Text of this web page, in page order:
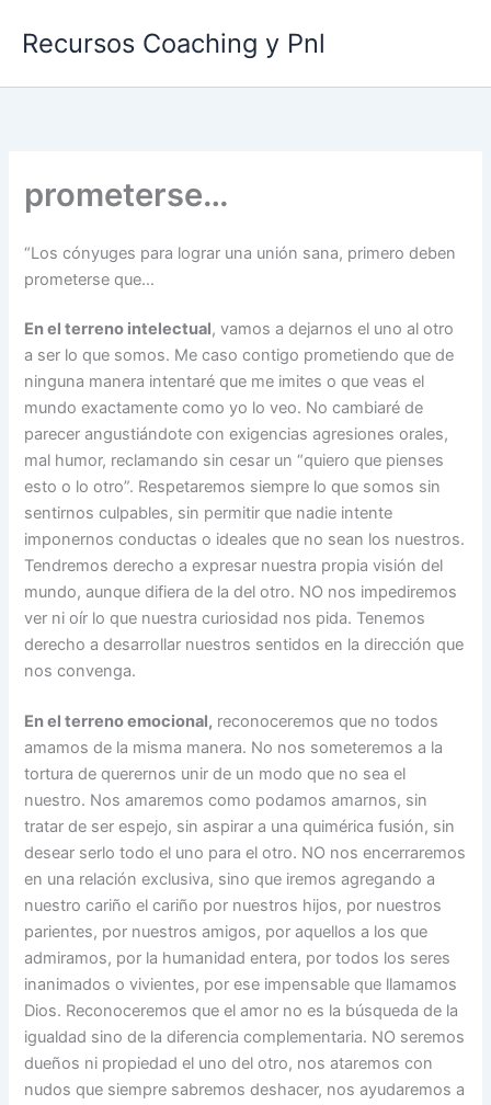
Recursos Coaching y Pnl
prometerse…
“Los cónyuges para lograr una unión sana, primero deben
prometerse que…
En el terreno intelectual, vamos a dejarnos el uno al otro
a ser lo que somos. Me caso contigo prometiendo que de
ninguna manera intentaré que me imites o que veas el
mundo exactamente como yo lo veo. No cambiaré de
parecer angustiándote con exigencias agresiones orales,
mal humor, reclamando sin cesar un “quiero que pienses
esto o lo otro”. Respetaremos siempre lo que somos sin
sentirnos culpables, sin permitir que nadie intente
imponernos conductas o ideales que no sean los nuestros.
Tendremos derecho a expresar nuestra propia visión del
mundo, aunque difiera de la del otro. NO nos impediremos
ver ni oír lo que nuestra curiosidad nos pida. Tenemos
derecho a desarrollar nuestros sentidos en la dirección que
nos convenga.
En el terreno emocional, reconoceremos que no todos
amamos de la misma manera. No nos someteremos a la
tortura de querernos unir de un modo que no sea el
nuestro. Nos amaremos como podamos amarnos, sin
tratar de ser espejo, sin aspirar a una quimérica fusión, sin
desear serlo todo el uno para el otro. NO nos encerraremos
en una relación exclusiva, sino que iremos agregando a
nuestro cariño el cariño por nuestros hijos, por nuestros
parientes, por nuestros amigos, por aquellos a los que
admiramos, por la humanidad entera, por todos los seres
inanimados o vivientes, por ese impensable que llamamos
Dios. Reconoceremos que el amor no es la búsqueda de la
igualdad sino de la diferencia complementaria. NO seremos
dueños ni propiedad el uno del otro, nos ataremos con
nudos que siempre sabremos deshacer, nos ayudaremos a